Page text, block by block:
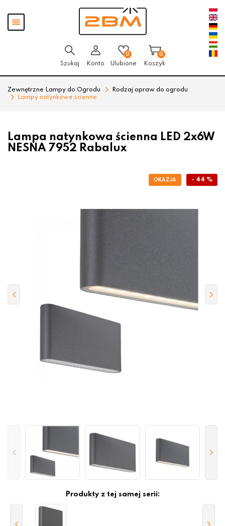
Pokaż
menu
Szukaj Konto
0
Ulubione
0
Koszyk
Zewnętrzne Lampy do Ogrodu
Rodzaj opraw do ogrodu
Lampy natynkowe ścienne
Lampa natynkowa ścienna LED 2x6W
NESNA 7952 Rabalux
- 44 %
Produkty z tej samej serii: